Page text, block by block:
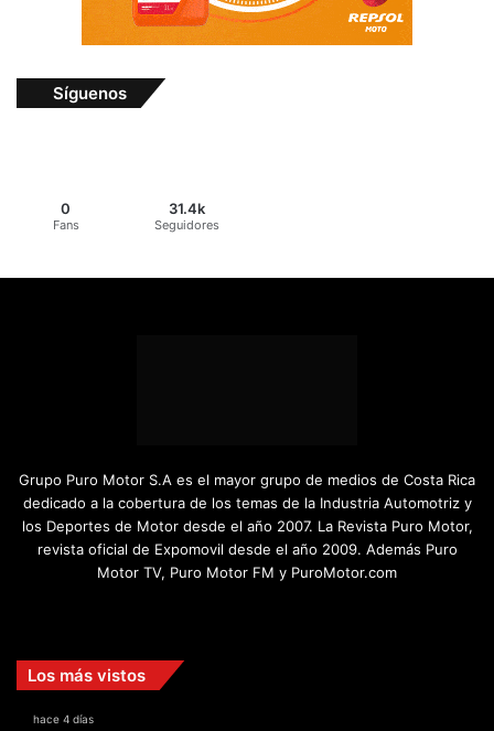
Síguenos
0
Fans
31.4k
Seguidores
Grupo Puro Motor S.A es el mayor grupo de medios de Costa Rica
dedicado a la cobertura de los temas de la Industria Automotriz y
los Deportes de Motor desde el año 2007. La Revista Puro Motor,
revista oficial de Expomovil desde el año 2009. Además Puro
Motor TV, Puro Motor FM y PuroMotor.com
Los más vistos
hace 4 días